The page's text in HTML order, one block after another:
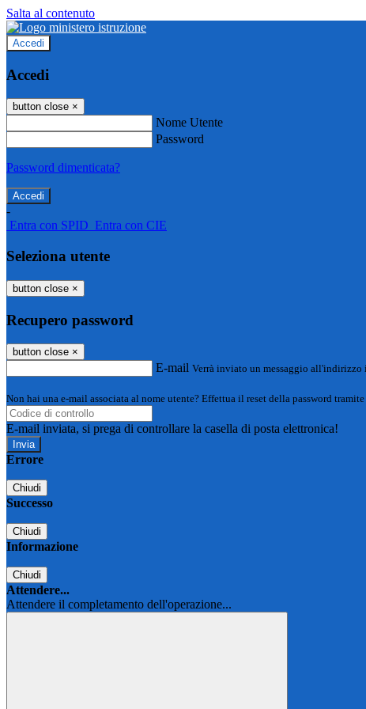
Salta al contenuto
Accedi
Accedi
button close ×
Nome Utente
Password
Password dimenticata?
-
Entra con SPID Entra con CIE
Seleziona utente
button close ×
Recupero password
button close ×
E-mail Verrà inviato un messaggio
Non hai una e-mail associata al nome utente? Effettua il reset della password
E-mail inviata, si prega di controllare la casella di posta elettronica!
Errore
Chiudi
Successo
Chiudi
Informazione
Chiudi
Attendere...
Attendere il completamento dell'operazione...